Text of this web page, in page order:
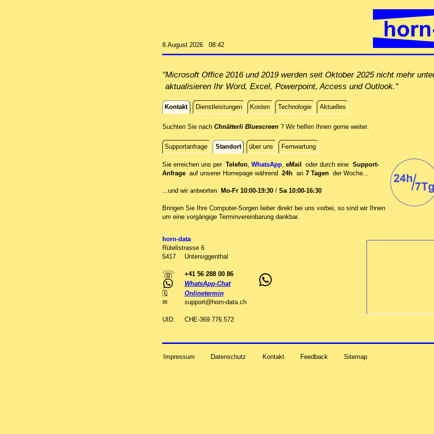
8.August 2026 08:42
"Microsoft Office 2016 und 2019 werden seit Oktober 2025 nicht mehr
aktualisieren Ihr Word, Excel, Powerpoint, Access und Outlook."
Kontakt Dienstleistungen Kosten Technologie Aktuelles
Kontakt
Suchten Sie nach Chnätterli Bluescreen? Wir helfen Ihnen gerne weiterdirekt an Ihrem
.
Supportanfrage Standort über uns Fernwartung
Standort
Sie erreichen uns per Telefon, WhatsApp, eMail oder durch eine Support-
Anfrage auf unserer Homepage während 24h an 7 Tagen der Woche...
...und wir antworten Mo-Fr 10:00-19:30/ Sa 10:00-16:30
Bringen Sie Ihre Computer-Sorgen lieber direkt bei uns vorbei, so sind wir Ih‍nen
um eine vorgängige Terminvereinbarung dankbar.
horn-data
Rütelistrasse 6
5417
Untersiggenthal
☏
+41 56 288 00 86
WhatsApp-Chat
🗓
Onlinetermin
✉
support@horn-data. ch
UID: CHE-369.776.572
Impressum Datenschutz Kontakt Feedback Sitemap